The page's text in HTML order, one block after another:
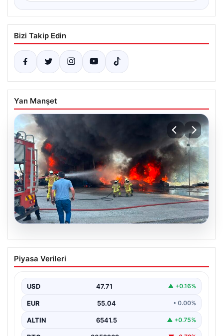
Bizi Takip Edin
Yan Manşet
Dumanlar ilçeyi kapladı: Bursa’da
tamirhanede yangın
Piyasa Verileri
USD 47.71 ▲ +0.16%
EUR 55.04 • 0.00%
ALTIN 6541.5 ▲ +0.75%